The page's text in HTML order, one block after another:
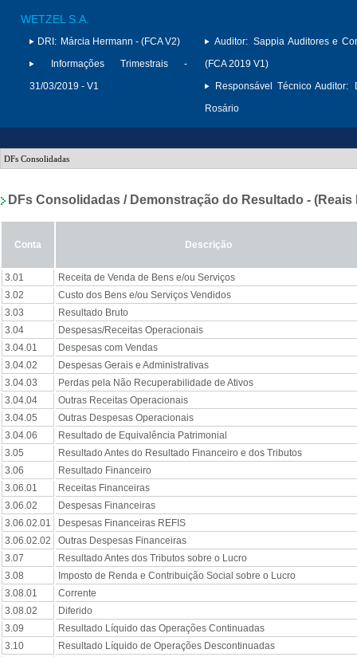
WETZEL S.A.
DRI: Márcia Hermann - (FCA V2)
Informações Trimestrais -
31/03/2019 - V1
Auditor: Sappia Auditores e
(FCA 2019 V1)
Responsável Técnico Auditor:
Rosário